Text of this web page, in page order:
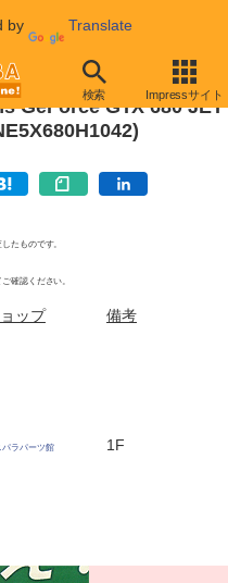
by Translate
検索 Impressサイト
GTX 680 JET
たものです。
確認ください。
ップ
備考
パラパーツ館 1F